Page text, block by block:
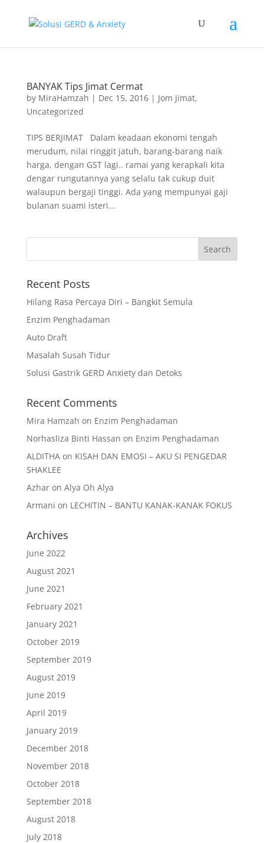
BANYAK Tips Jimat Cermat
by MiraHamzah | Dec 15, 2016| Jom Jimat,
Uncategorized
TIPS BERJIMAT Dalam keadaan ekonomi tengah
merudum, nilai ringgit jatuh, barang-barang naik
harga, dengan GST lagi.. ramai yang kerapkali kita
dengar rungutannya yang selalu tak cukup duit
walaupun bergaji tinggi. Ada yang mempunyai gaji
bulanan suami isteri...
Recent Posts
Hilang Rasa Percaya Diri – Bangkit Semula
Enzim Penghadaman
Auto Draft
Masalah Susah Tidur
Solusi Gastrik GERD Anxiety dan Detoks
Recent Comments
Mira Hamzah on Enzim Penghadaman
Norhasliza Binti Hassan on Enzim Penghadaman
ALDITHAon KISAH DAN EMOSI – AKU SI PENGEDAR
SHAKLEE
Azharon Alya Oh Alya
Armani on LECHITIN – BANTU KANAK-KANAK FOKUS
Archives
June 2022
August 2021
June 2021
February 2021
January 2021
October 2019
September 2019
August 2019
June 2019
April 2019
January 2019
December 2018
November 2018
October 2018
September 2018
August 2018
July 2018